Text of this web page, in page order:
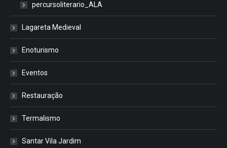
percursoliterario_ALA
Lagareta Medieval
Enoturismo
Eventos
Restauração
Termalismo
Santar Vila Jardim